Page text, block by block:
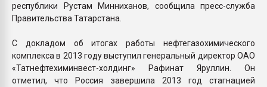
республики Рустам Минниханов, сообщила пресс-служба
Правительства Татарстана.
С докладом об итогах работы нефтегазохимического
комплекса в 2013 году выступил генеральный директор ОАО
«Татнефтехиминвест-холдинг» Рафинат Яруллин. Он
отметил, что Россия завершила 2013 год стагнацией